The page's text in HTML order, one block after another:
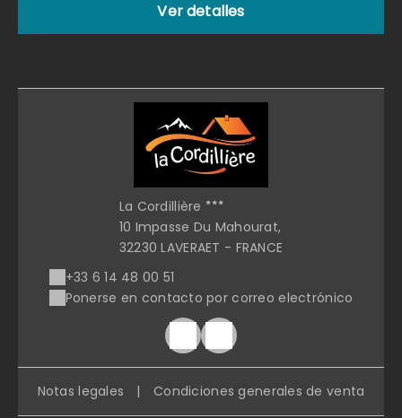
Ver detalles
La Cordillière
10 Impasse Du Mahourat,
32230 LAVERAET - FRANCE
+33 6 14 48 00 51
Ponerse en contacto por correo electrónico
Notas legales | Condiciones generales de venta